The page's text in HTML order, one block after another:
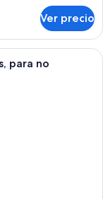
Ver precio
hotel con una cama
para no